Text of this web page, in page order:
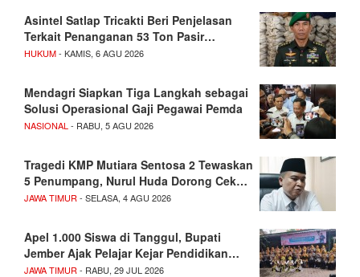
Asintel Satlap Tricakti Beri Penjelasan
Terkait Penanganan 53 Ton Pasir…
HUKUM- KAMIS, 6 AGU 2026
Mendagri Siapkan Tiga Langkah sebagai
Solusi Operasional Gaji Pegawai Pemda
NASIONAL - RABU, 5 AGU 2026
Tragedi KMP Mutiara Sentosa 2 Tewaskan
5 Penumpang, Nurul Huda Dorong Cek…
JAWA TIMUR - SELASA, 4 AGU 2026
Apel 1.000 Siswa di Tanggul, Bupati
Jember Ajak Pelajar Kejar Pendidikan…
JAWA TIMUR - RABU, 29 JUL 2026